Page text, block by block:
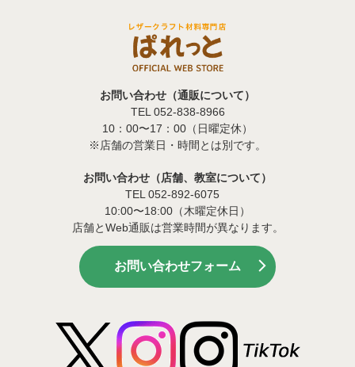
お問い合わせ（通販について）
TEL 052-838-8966
10：00〜17：00（日曜定休）
※店舗の営業日・時間とは別です。
お問い合わせ（店舗、教室について）
TEL 052-892-6075
10:00〜18:00（木曜定休日）
店舗とWeb通販は営業時間が異なります。
お問い合わせフォーム